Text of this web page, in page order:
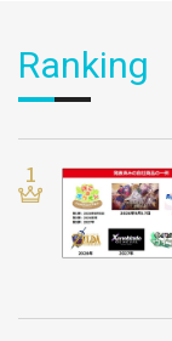
Ranking